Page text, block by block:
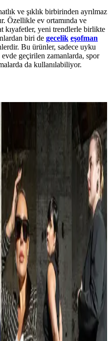
ve şıklık birbirinden ayrılmaz
Özellikle ev ortamında ve
kıyafetler, yeni trendlerle birlikte
biri de gecelik eşofman
Bu ürünler, sadece uyku
geçirilen zamanlarda, spor
da kullanılabiliyor.
Stil Önerileri:
ihtiyaçlarla şekillenir. Ev
ve vücut tipine uygun
Beden Seçimi ve
Rehber
üretim farklılıkları ve kesim
iki beden büyütme
artırır. Ölçü alma ve deneme
Alternatif Markalar
ve bol görünüm sunar.
uygun fiyat ve farklı kesim
fiyat ve stil dengesiyle şekillenir.
Uyum Sağlama ve